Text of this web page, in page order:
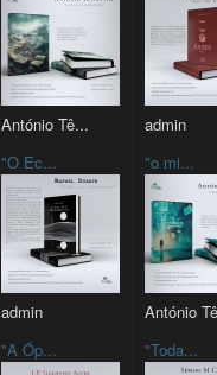
António Tê...
admin
"O Ec...
admin
"o mi...
António
"A Óp... "Toda...